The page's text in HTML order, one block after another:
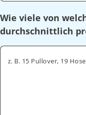
Wie viele von
durchschnittlich
z. B. 15 Pullover, 19